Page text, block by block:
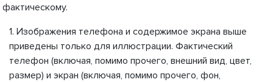
фактическому.
1. Изображения телефона и содержимое экрана выше
приведены только для иллюстрации. Фактический
телефон (включая, помимо прочего, внешний вид, цвет,
размер) и экран (включая, помимо прочего, фон,